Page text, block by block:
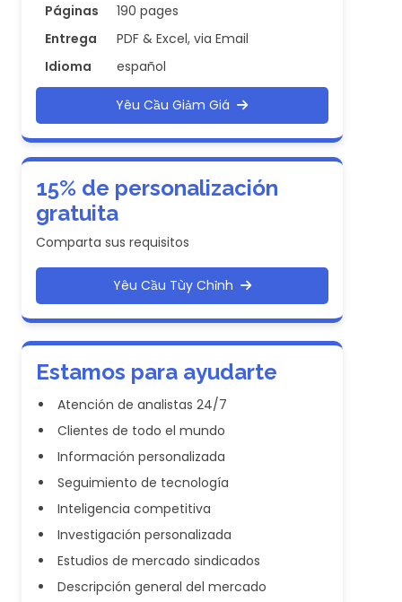
Páginas
190 pages
Entrega
PDF & Excel, via Email
Idioma
español
Yêu Cầu Giảm Giá
15% de personalización
gratuita
Comparta sus requisitos
Yêu Cầu Tùy Chỉnh
Estamos para ayudarte
Atención de analistas 24/7
Clientes de todo el mundo
Información personalizada
Seguimiento de tecnología
Inteligencia competitiva
Investigación personalizada
Estudios de mercado sindicados
Descripción general del mercado